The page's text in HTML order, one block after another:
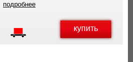
подробнее
купить